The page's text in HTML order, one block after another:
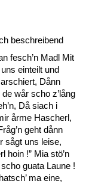
beschreibend
fesch’n Madl Mit
einteilt und
Dånn
wår scho z’lång
Då siach i
årme Hascherl,
geht dånn
sågt uns leise,
hoin !” Mia stö’n
guata Laune !
ma eine,